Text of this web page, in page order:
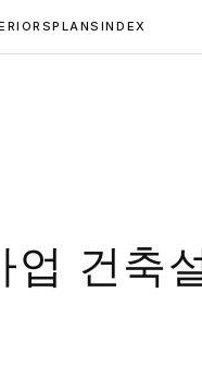
PLANS INDEX
건축